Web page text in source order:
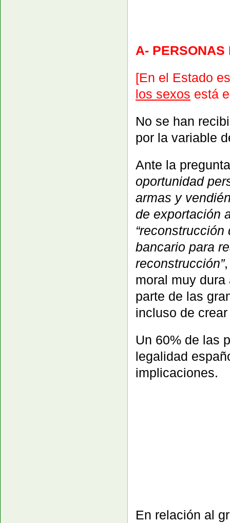
A- PERSONAS
[En el Estado
los sexos está
No se han
por la variable
Ante la
oportunidad
armas y
de exportación
bancario para
reconstrucción”
moral muy
parte de las
incluso de
Un 60% de las
legalidad
implicaciones.
En relación al